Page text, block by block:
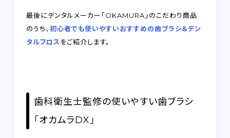
最後にデンタルメーカー「OKAMURA」のこだわり商品
のうち、初心者でも使いやすいおすすめの歯ブラシ＆デン
タルフロスをご紹介します。
歯科衛生士監修の使いやすい歯ブラシ
「オカムラDX」